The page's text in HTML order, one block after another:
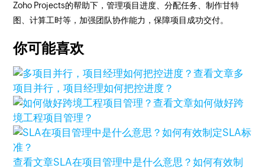
Zoho Projects的帮助下，管理项目进度、分配任务、制作甘特
图、计算工时等，加强团队协作能力，保障项目成功交付。
你可能喜欢
查看文章多
项目并行，项目经理如何把控进度？
查看文章如何做好跨
境工程项目管理？
查看文章SLA在项目管理中是什么意思？如何有效制